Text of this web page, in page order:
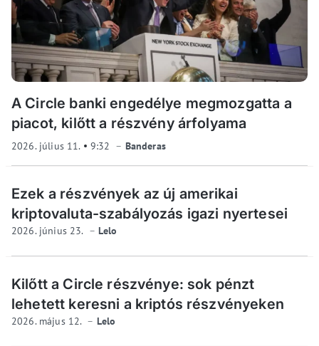
A Circle banki engedélye megmozgatta a
piacot, kilőtt a részvény árfolyama
2026. július 11. 9:32 Banderas
Ezek a részvények az új amerikai
kriptovaluta-szabályozás igazi nyertesei
2026. június 23. Lelo
Kilőtt a Circle részvénye: sok pénzt
lehetett keresni a kriptós részvényeken
2026. május 12. Lelo